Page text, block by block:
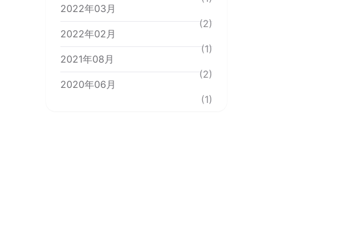
2022年03月
(2)
2022年02月
(1)
2021年08月
(2)
2020年06月
(1)